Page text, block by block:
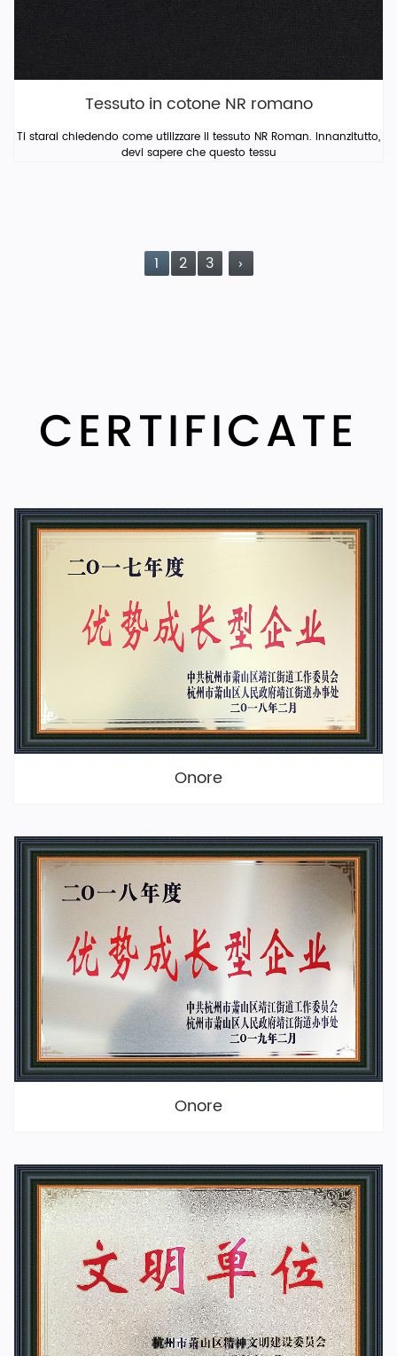
Tessuto in cotone NR romano
Ti starai chiedendo come utilizzare il tessuto NR Roman. Innanzitutto,
devi sapere che questo tessu
1 2 3 ›
CERTIFICATE
Onore
Onore